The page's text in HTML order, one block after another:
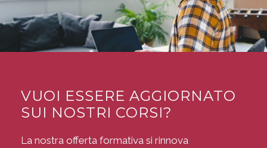
VUOI ESSERE AGGIORNATO
SUI NOSTRI CORSI?
La nostra offerta formativa si rinnova